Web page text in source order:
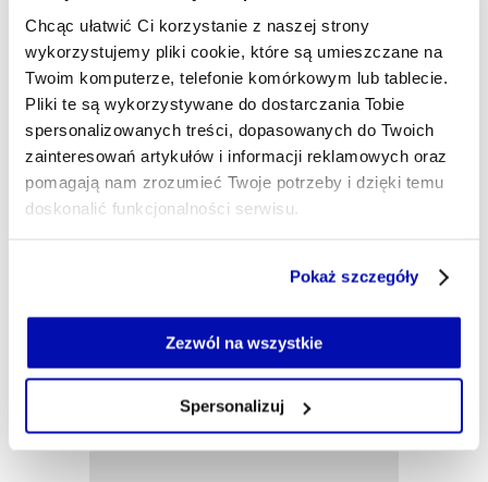
Chcąc ułatwić Ci korzystanie z naszej strony
wykorzystujemy pliki cookie, które są umieszczane na
Twoim komputerze, telefonie komórkowym lub tablecie.
Pliki te są wykorzystywane do dostarczania Tobie
spersonalizowanych treści, dopasowanych do Twoich
zainteresowań artykułów i informacji reklamowych oraz
pomagają nam zrozumieć Twoje potrzeby i dzięki temu
doskonalić funkcjonalności serwisu.
Jeżeli nie wyrażasz zgody na zapisywanie plików cookie,
możesz łatwo zarządzać swoimi uprawnieniami, np. we
własnej przeglądarce internetowej lub po wybraniu opcji
Pokaż szczegóły
Zezwól na wszystkie
Spersonalizuj